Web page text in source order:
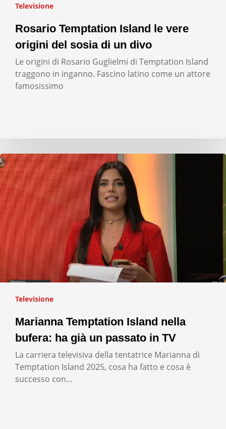
Televisione
Rosario Temptation Island le vere
origini del sosia di un divo
Le origini di Rosario Guglielmi di Temptation Island
traggono in inganno. Fascino latino come un attore
famosissimo
Televisione
Marianna Temptation Island nella
bufera: ha già un passato in TV
La carriera televisiva della tentatrice Marianna di
Temptation Island 2025, cosa ha fatto e cosa è
successo con…